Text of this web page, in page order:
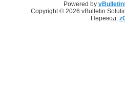
Powered by
Copyright © 2026 vBulletin
Перевод: